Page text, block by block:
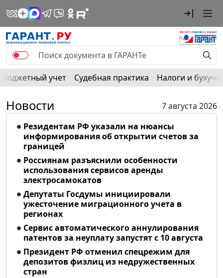
Бюджетный учет Судебная практика Налоги и
Новости
7 августа 2026
Резидентам РФ указали на нюансы
информирования об открытии счетов за
границей
Россиянам разъяснили особенности
использования сервисов аренды
электросамокатов
Депутаты Госдумы инициировали
ужесточение миграционного учета в
регионах
Сервис автоматического аннулирования
патентов за неуплату запустят с 10 августа
Президент РФ отменил спецрежим для
депозитов физлиц из недружественных
стран